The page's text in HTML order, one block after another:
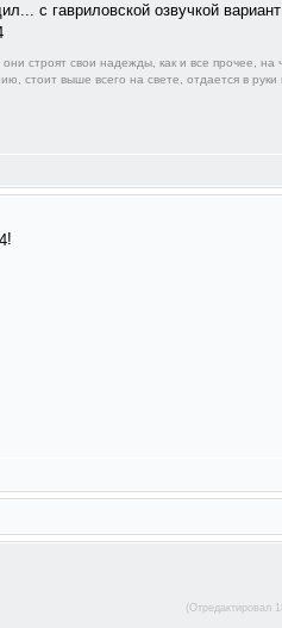
с гавриловской озвучкой
строят свои надежды, как и все прочее, на
стоит выше всего на свете, отдается в
!
(Отредактировал